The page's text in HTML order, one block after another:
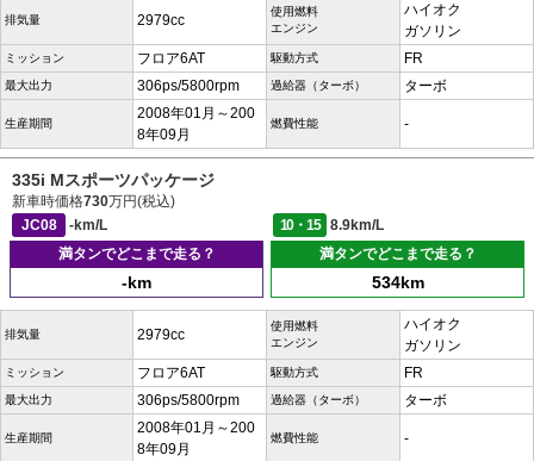
排気量 2979cc
使用燃料
エンジン
ハイオク
ガソリン
ミッション フロア6AT 駆動方式 FR
最大出力 306ps/5800rpm 過給器（ターボ） ターボ
生産期間
2008年01月～200
8年09月
燃費性能 -
335i Mスポーツパッケージ
新車時価格730万円(税込)
JC08
-km/L 10・15
8.9km/L
満タンでどこまで走る？
-km
満タンでどこまで走る？
534km
排気量 2979cc
使用燃料
エンジン
ハイオク
ガソリン
ミッション フロア6AT 駆動方式 FR
最大出力 306ps/5800rpm 過給器（ターボ） ターボ
生産期間
2008年01月～200
8年09月
燃費性能 -